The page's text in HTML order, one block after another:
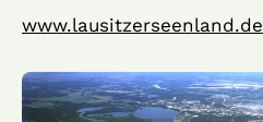
www.lausitzerseenland.de